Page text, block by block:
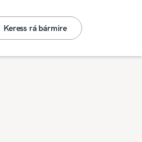
Keress rá bármire